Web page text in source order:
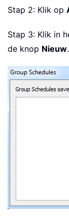
Stap 2: Klik op
Stap 3: Klik in
de knop Nieuw.